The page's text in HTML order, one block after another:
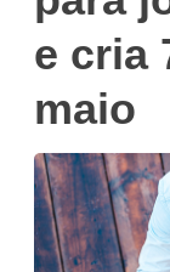
e cria
maio